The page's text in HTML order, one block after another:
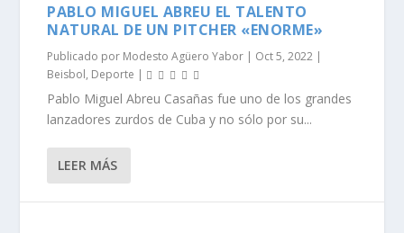
PABLO MIGUEL ABREU EL TALENTO
NATURAL DE UN PITCHER «ENORME»
Publicado por Modesto Agüero Yabor | Oct 5, 2022 |
Beisbol, Deporte |
Pablo Miguel Abreu Casañas fue uno de los grandes
lanzadores zurdos de Cuba y no sólo por su...
LEER MÁS